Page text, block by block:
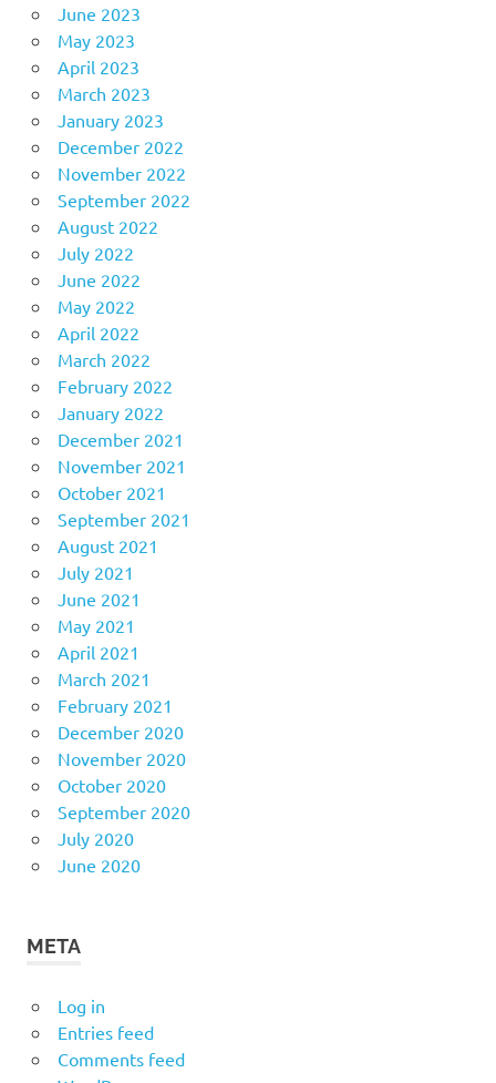
June 2023
May 2023
April 2023
March 2023
January 2023
December 2022
November 2022
September 2022
August 2022
July 2022
June 2022
May 2022
April 2022
March 2022
February 2022
January 2022
December 2021
November 2021
October 2021
September 2021
August 2021
July 2021
June 2021
May 2021
April 2021
March 2021
February 2021
December 2020
November 2020
October 2020
September 2020
July 2020
June 2020
META
Log in
Entries feed
Comments feed